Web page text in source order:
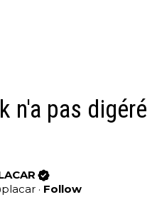
n'a pas digéré
placar · Follow